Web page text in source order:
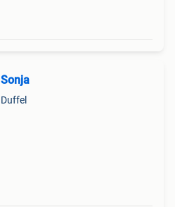
Sonja
Duffel